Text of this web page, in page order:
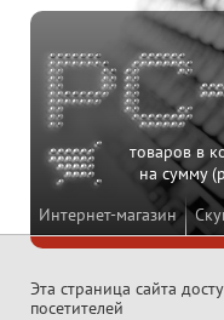
Интернет-магазин
товаров в
на сумму
Эта страница сайта
посетителей